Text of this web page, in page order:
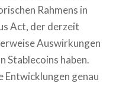
Rahmens in
Act, der derzeit
Auswirkungen
Stablecoins haben.
genau